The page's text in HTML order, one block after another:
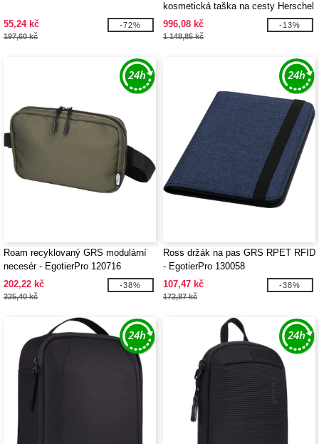
55,24 kč
197,60 kč
-72%
kosmetická taška na cesty Herschel
Chapter
996,08 kč
1 148,85 kč
-13%
Roam recyklovaný GRS modulární
necesér - EgotierPro 120716
202,22 kč
325,40 kč
-38%
Ross držák na pas GRS RPET RFID
- EgotierPro 130058
107,47 kč
172,87 kč
-38%